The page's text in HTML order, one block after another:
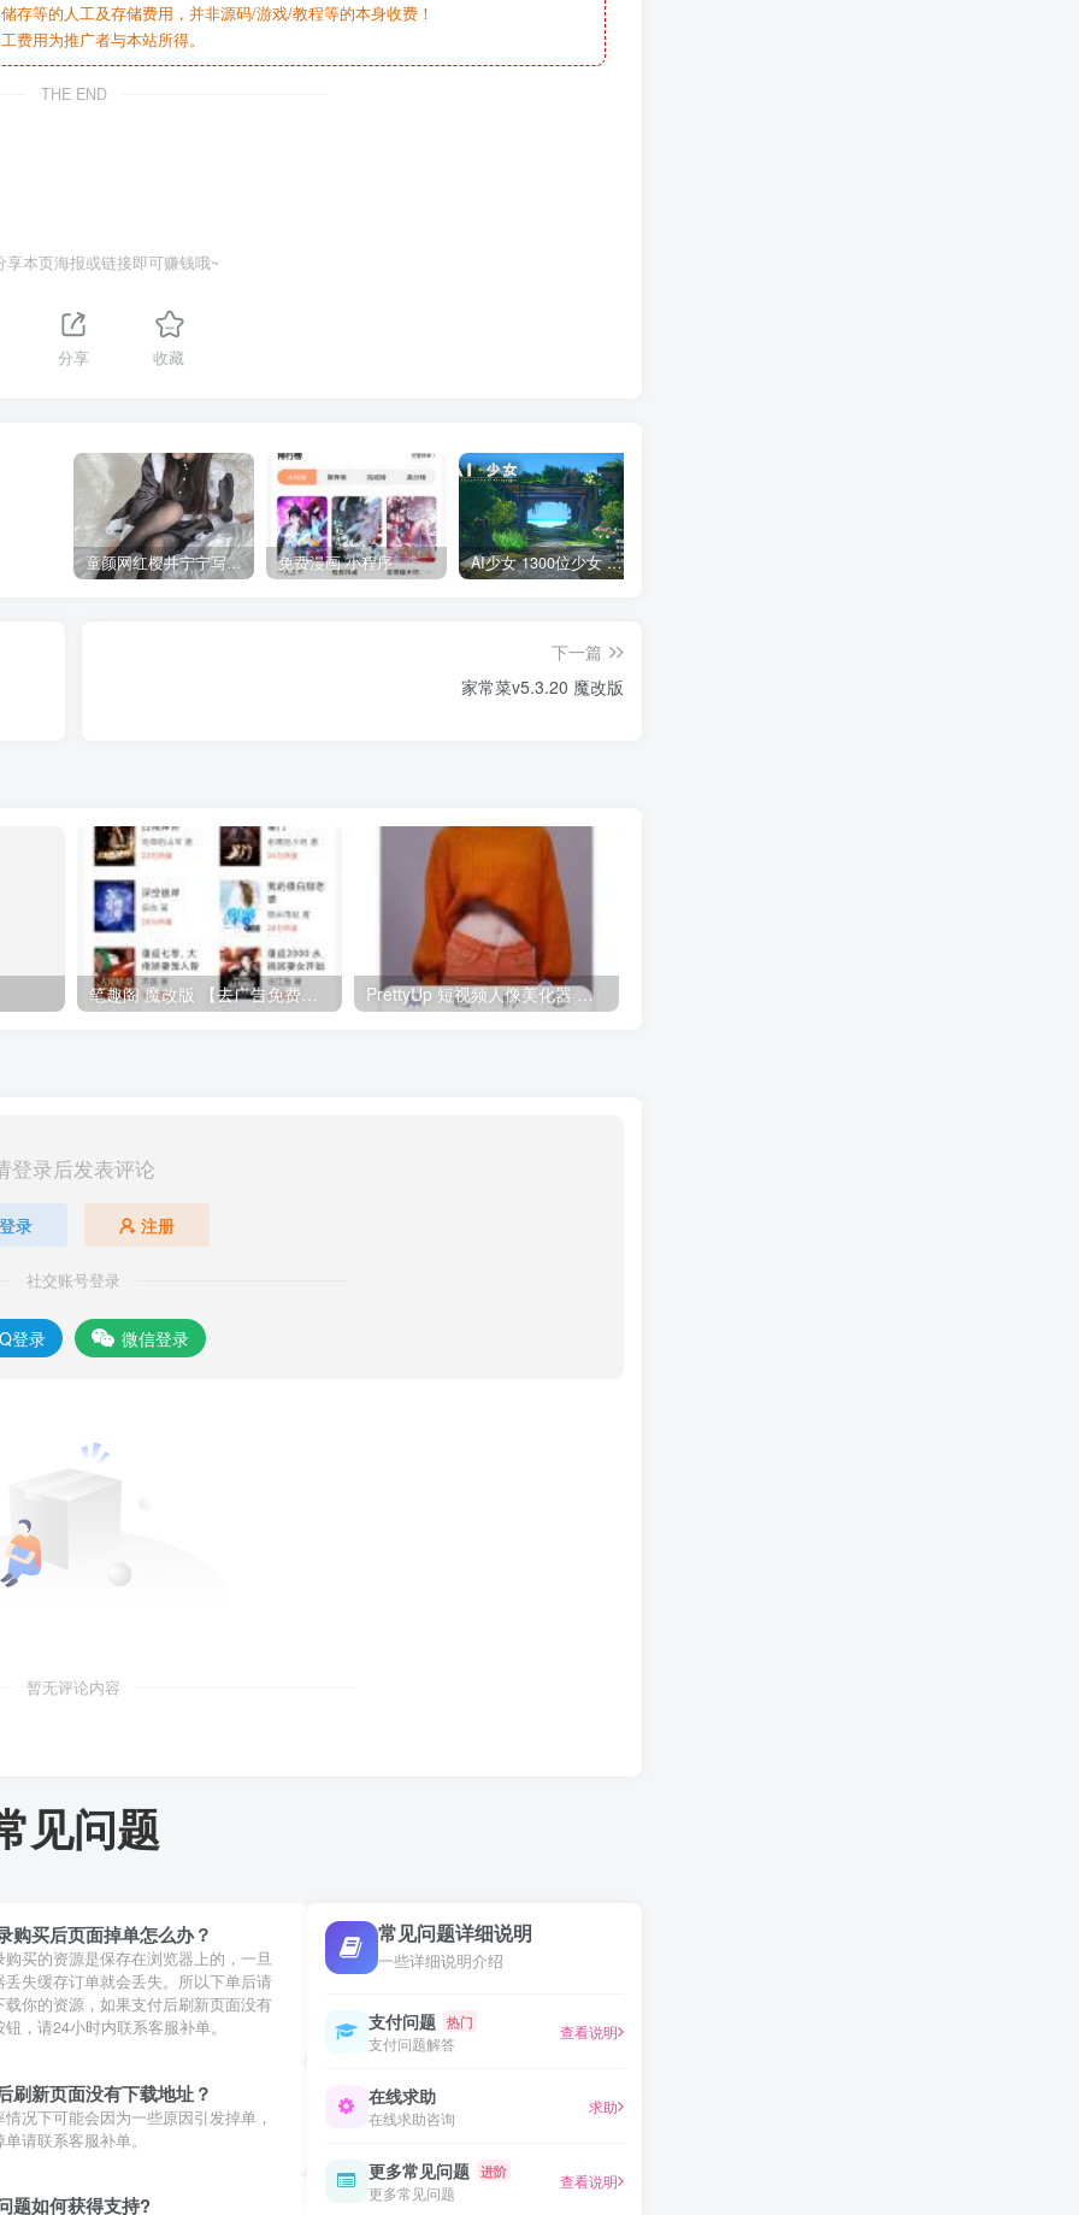
存等的人工及存储费用，并非源码/游戏/教程等的本身收费！
费用为推广者与本站所得。
THE END
享本页海报或链接即可赚钱哦~
分享 收藏
童颜网红樱井宁宁写真集套图 免费漫画 小程序 AI少女 1300位少女 捏脸面补数据整合包 总有一位是你想要的
下一篇
家常菜v5.3.20 魔改版
笔趣阁 魔改版 【去广告免费小说】 PrettyUp 短视频人像美化器 纯净版
登录后发表评论
登录 注册
社交账号登录
登录 微信登录
暂无评论内容
见问题
购买后页面掉单怎么办？
购买的资源是保存在浏览器上的，一旦
丢失缓存订单就会丢失。所以下单后请
载你的资源，如果支付后刷新页面没有
，请24小时内联系客服补单。
刷新页面没有下载地址？
情况下可能会因为一些原因引发掉单，
请联系客服补单。
题如何获得支持?
常见问题详细说明
一些详细说明介绍
支付问题 热门
支付问题解答
查看说明
在线求助
在线求助咨询
求助
更多常见问题 进阶
更多常见问题
查看说明